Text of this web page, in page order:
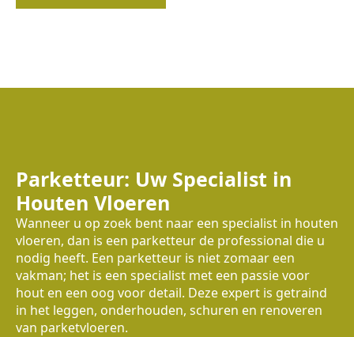
Parketteur: Uw Specialist in
Houten Vloeren
Wanneer u op zoek bent naar een specialist in houten
vloeren, dan is een parketteur de professional die u
nodig heeft. Een parketteur is niet zomaar een
vakman; het is een specialist met een passie voor
hout en een oog voor detail. Deze expert is getraind
in het leggen, onderhouden, schuren en renoveren
van parketvloeren.